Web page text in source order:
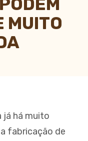
MUITO
já há muito
fabricação de